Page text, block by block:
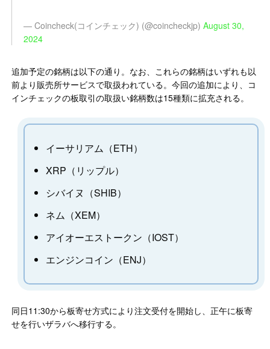
— Coincheck(コインチェック) (@coincheckjp)August 30,
2024
追加予定の銘柄は以下の通り。なお、これらの銘柄はいずれも以
前より販売所サービスで取扱われている。今回の追加により、コ
インチェックの板取引の取扱い銘柄数は15種類に拡充される。
イーサリアム（ETH）
XRP（リップル）
シバイヌ（SHIB）
ネム（XEM）
アイオーエストークン（IOST）
エンジンコイン（ENJ）
同日11:30から板寄せ⽅式により注⽂受付を開始し、正午に板寄
せを⾏いザラバへ移⾏する。